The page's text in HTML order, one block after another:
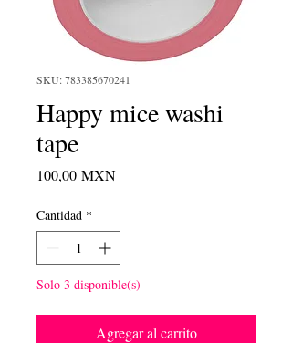
SKU: 783385670241
Happy mice washi
tape
100,00 MXNPrecio
Cantidad *
Solo 3 disponible(s)
Agregar al carrito